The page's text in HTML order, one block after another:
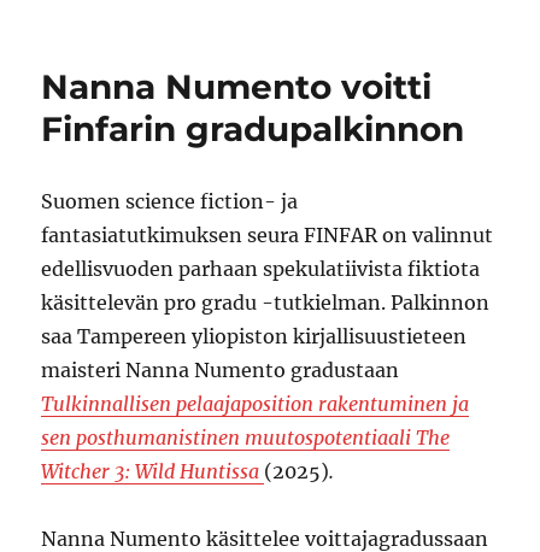
Nanna Numento voitti
Finfarin gradupalkinnon
Suomen science fiction- ja
fantasiatutkimuksen seura FINFAR on valinnut
edellisvuoden parhaan spekulatiivista fiktiota
käsittelevän pro gradu -tutkielman. Palkinnon
saa Tampereen yliopiston kirjallisuustieteen
maisteri Nanna Numento gradustaan
Tulkinnallisen pelaajaposition rakentuminen ja
sen posthumanistinen muutospotentiaali The
Witcher 3: Wild Huntissa (2025).
Nanna Numento käsittelee voittajagradussaan